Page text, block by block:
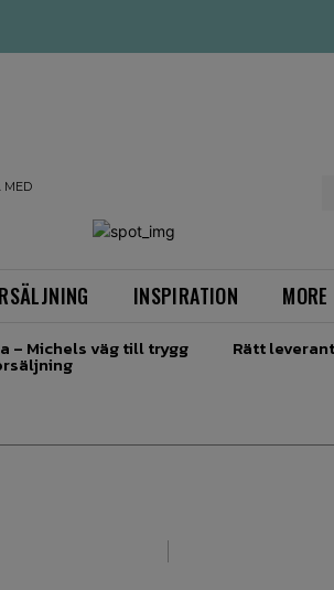
MED
INSPIRATION MORE
– Michels väg till trygg Rätt